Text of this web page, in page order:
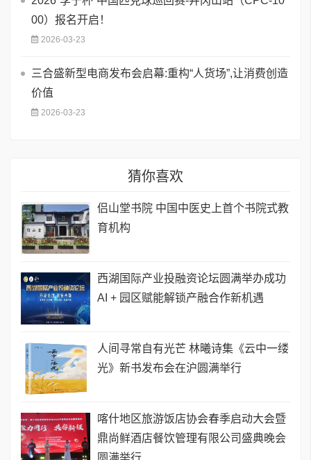
00）报名开启！
2026-03-23
三合盛新型电商发布会启幕:重构“人货场”,让消费创造
价值
2026-03-23
猜你喜欢
侣山堂书院 中国中医史上首个书院式教
育机构
西湖国际产业投融资论坛圆满举办成功
AI + 园区赋能解锁产融合作新机遇
人间寻常自有光芒 林曦诗集《云中一缕
光》新书发布会在沪圆满举行
喀什地区旅游饭店协会春季启动大会暨
鼎尚鲜酒店餐饮管理有限公司盛典晚会
圆满举行